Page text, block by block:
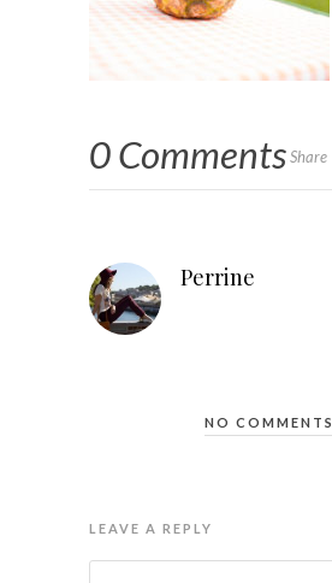
0 CommentsShare
Perrine
NO COMMENTS
LEAVE A REPLY